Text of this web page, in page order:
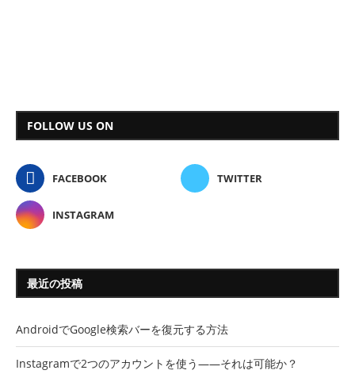
FOLLOW US ON
FACEBOOK TWITTER
INSTAGRAM
最近の投稿
AndroidでGoogle検索バーを復元する方法
Instagramで2つのアカウントを使う――それは可能か？